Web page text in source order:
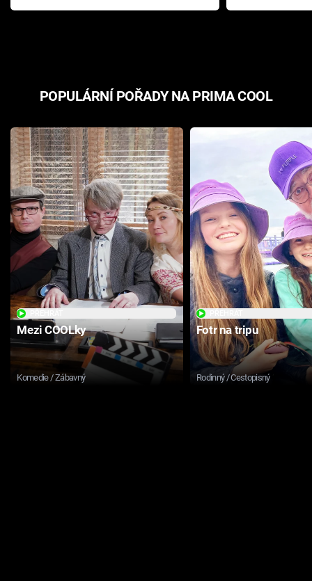
Pottera přišla s ráznou
přichází s
POPULÁRNÍ POŘADY NA PRIMA COOL
Mezi COOLky
Komedie / Zábavný
Fotr na tripu
Rodinný / Cestopisný